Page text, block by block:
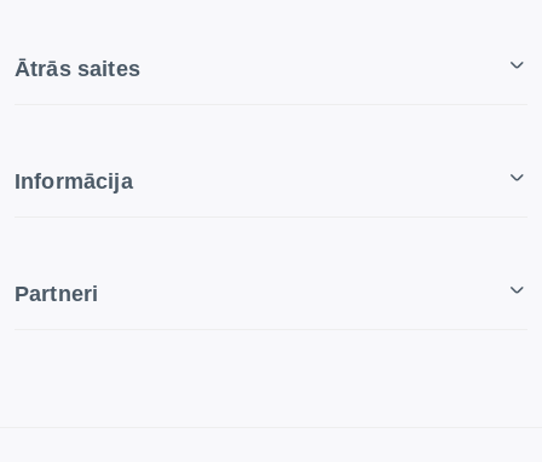
Ātrās saites
Informācija
Partneri